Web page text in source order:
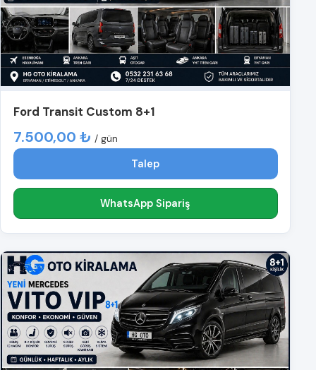
Ford Transit Custom 8+1
7.500,00 ₺ / gün
Talep
WhatsApp Sipariş